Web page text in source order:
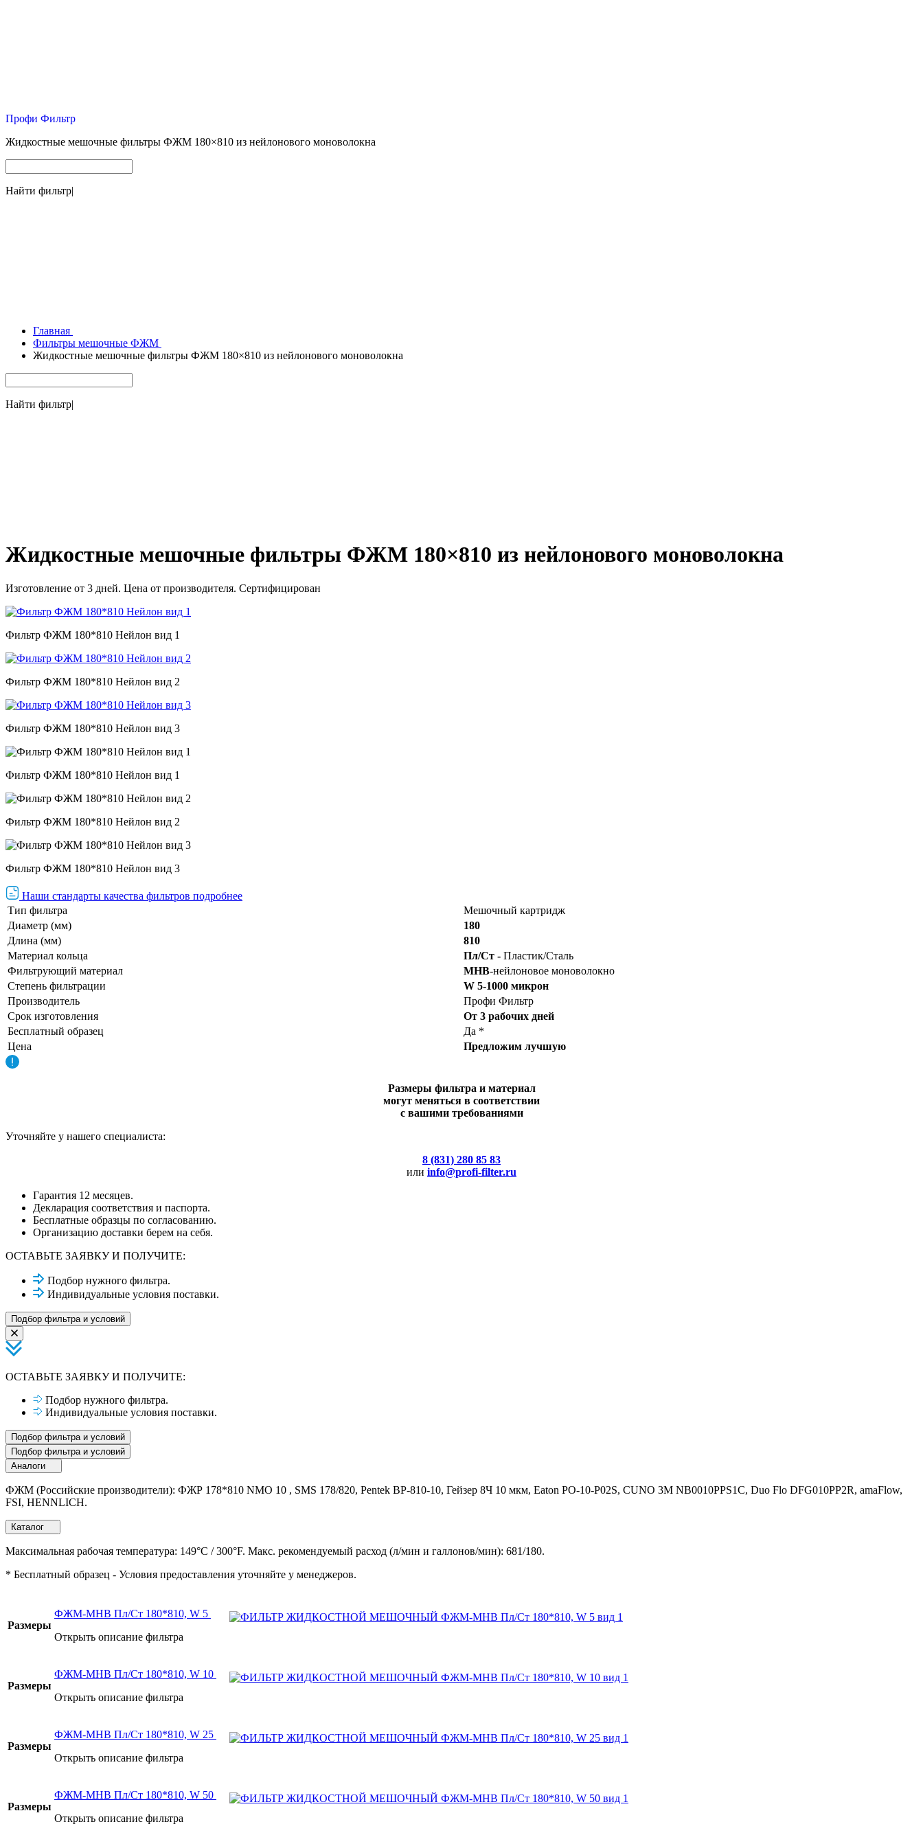
Профи Фильтр
Жидкостные мешочные фильтры ФЖМ 180×810 из нейлонового моноволокна
Найти фильтр|
Главная
Фильтры мешочные ФЖМ
Жидкостные мешочные фильтры ФЖМ 180×810 из нейлонового моноволокна
Найти фильтр|
Жидкостные мешочные фильтры ФЖМ 180×810 из нейлонового моноволокна
Изготовление от 3 дней. Цена от производителя. Сертифицирован
Фильтр ФЖМ 180*810 Нейлон вид 1
Фильтр ФЖМ 180*810 Нейлон вид 2
Фильтр ФЖМ 180*810 Нейлон вид 3
Фильтр ФЖМ 180*810 Нейлон вид 1
Фильтр ФЖМ 180*810 Нейлон вид 2
Фильтр ФЖМ 180*810 Нейлон вид 3
Наши стандарты качества фильтров подробнее
Тип фильтра
Мешочный картридж
Диаметр (мм)
180
Длина (мм)
810
Материал кольца
Пл/Ст - Пластик/Сталь
Фильтрующий материал
МНВ-нейлоновое моноволокно
Степень фильтрации
W 5-1000 микрон
Производитель
Профи Фильтр
Срок изготовления
От 3 рабочих дней
Бесплатный образец
Да *
Цена
Предложим лучшую
Размеры фильтра и материал
могут меняться в соответствии
с вашими требованиями
Уточняйте у нашего специалиста:
8 (831) 280 85 83
или info@profi-filter.ru
Гарантия 12 месяцев.
Декларация соответствия и паспорта.
Бесплатные образцы по согласованию.
Организацию доставки берем на себя.
ОСТАВЬТЕ ЗАЯВКУ И ПОЛУЧИТЕ:
Подбор нужного фильтра.
Индивидуальные условия поставки.
Подбор фильтра и условий
ОСТАВЬТЕ ЗАЯВКУ И ПОЛУЧИТЕ:
Подбор нужного фильтра.
Индивидуальные условия поставки.
Подбор фильтра и условий
Подбор фильтра и условий
Аналоги
ФЖМ (Российские производители): ФЖР 178*810 NMO 10 , SMS 178/820, Pentek BP-810-10, Гейзер 8Ч 10 мкм, Eaton PO-10-P02S, CUNO 3M NB0010PPS1C, Duo Flo DFG010PP2R, amaFlow,
FSI, HENNLICH.
Каталог
Максимальная рабочая температура: 149°C / 300°F. Макс. рекомендуемый расход (л/мин и галлонов/мин): 681/180.
* Бесплатный образец - Условия предоставления уточняйте у менеджеров.
Размеры
ФЖМ-МНВ Пл/Ст 180*810, W 5
Открыть описание фильтра
Размеры
ФЖМ-МНВ Пл/Ст 180*810, W 10
Открыть описание фильтра
Размеры
ФЖМ-МНВ Пл/Ст 180*810, W 25
Открыть описание фильтра
Размеры
ФЖМ-МНВ Пл/Ст 180*810, W 50
Открыть описание фильтра